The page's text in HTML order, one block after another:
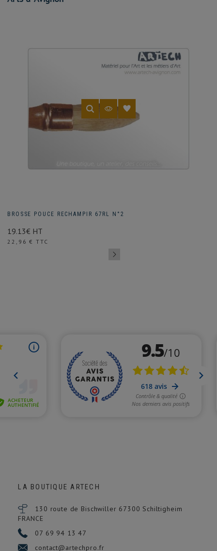
BROSSE POUCE RECHAMPIR 67RL N°2
19.13€ HT
Prix
22,96 € TTC
LA BOUTIQUE ARTECH
130 route de Bischwiller 67300 Schiltigheim
FRANCE
07 69 94 13 47
contact@artechpro.fr